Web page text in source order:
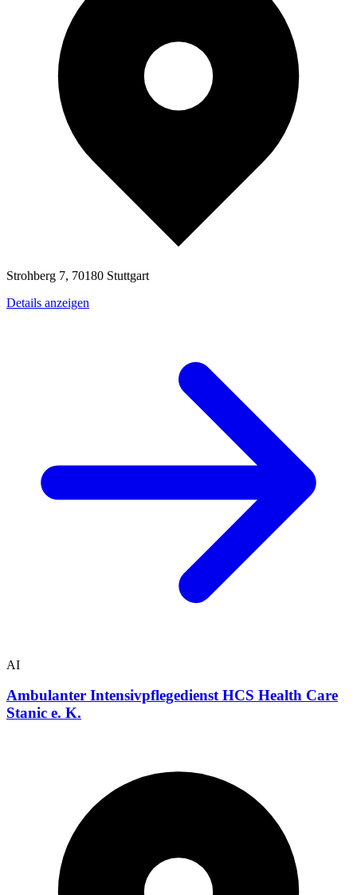
Strohberg 7, 70180 Stuttgart
Details anzeigen
AI
Ambulanter Intensivpflegedienst HCS Health Care
Stanic e. K.